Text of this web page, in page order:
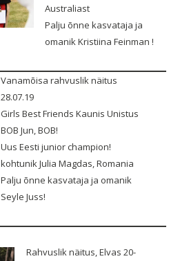
Australiast
Palju õnne kasvataja ja
omanik Kristiina Feinman !
Vanamõisa rahvuslik näitus
28.07.19
Girls Best Friends Kaunis Unistus
BOB Jun, BOB!
Uus Eesti junior champion!
kohtunik Julia Magdas, Romania
Palju õnne kasvataja ja omanik
Seyle Juss!
Rahvuslik näitus, Elvas 20-